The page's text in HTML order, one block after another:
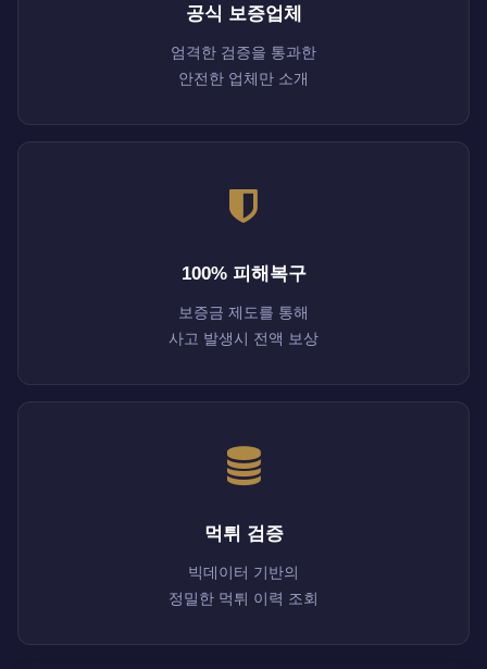
공식 보증업체
엄격한 검증을 통과한
안전한 업체만 소개
100% 피해복구
보증금 제도를 통해
사고 발생시 전액 보상
먹튀 검증
빅데이터 기반의
정밀한 먹튀 이력 조회